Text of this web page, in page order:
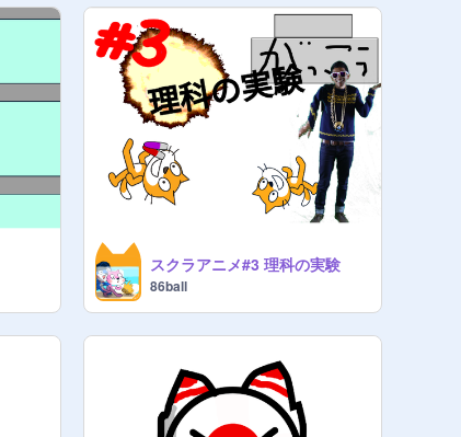
スクラアニメ#3 理科の実験
86ball